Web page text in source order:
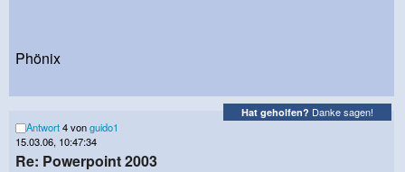
Phönix
Hat geholfen? Danke sagen!
Antwort4 vonguido1
15.03.06, 10:47:34
Re: Powerpoint 2003